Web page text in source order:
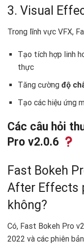
3. Visual
Trong lĩnh vực VFX,
Tạo tích hợp linh
thực
Tăng cường độ
Tạo các hiệu ứng
Các câu hỏi
Pro v2.0.6
Fast Bokeh
After Effects
không?
Có, Fast Bokeh Pro
2022 và các phiên